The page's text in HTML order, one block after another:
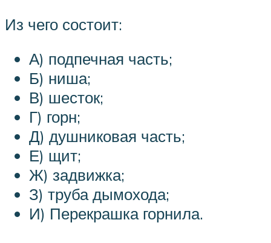
Из чего состоит:
А) подпечная часть;
Б) ниша;
В) шесток;
Г) горн;
Д) душниковая часть;
Е) щит;
Ж) задвижка;
З) труба дымохода;
И) Перекрашка горнила.